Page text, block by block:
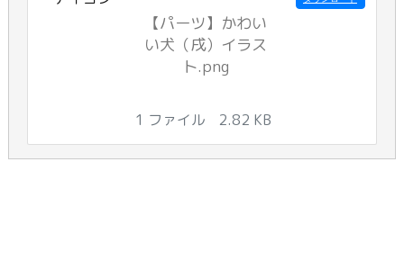
【パーツ】かわい
い犬（戌）イラス
ト.png
1 ファイル 2.82 KB